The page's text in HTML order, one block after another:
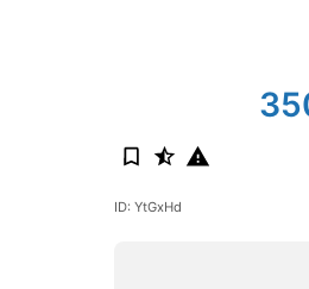
ID: YtGxHd